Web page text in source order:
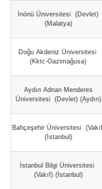
İnönü Üniversitesi (Devlet)
(Malatya)
Doğu Akdeniz Üniversitesi
(Kktc-Gazimağusa)
Aydın Adnan Menderes
Üniversitesi (Devlet) (Aydın)
Bahçeşehir Üniversitesi
(İstanbul)
İstanbul Bilgi Üniversitesi
(Vakıf) (İstanbul)